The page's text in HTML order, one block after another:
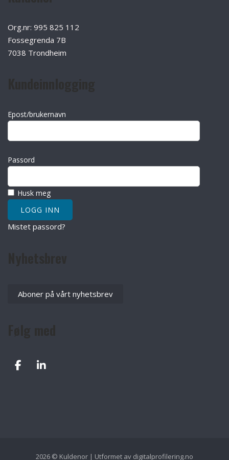
Org.nr: 995 825 112
Fossegrenda 7B
7038 Trondheim
Epost/brukernavn
Passord
Husk meg
Mistet passord?
Aboner på vårt nyhetsbrev
2026 © Kuldenor | Utformet av digitalprofilering.no